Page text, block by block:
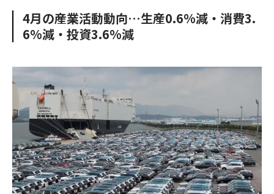
o
o
e
r
u
n
4月の産業活動動向…生産0.6%減・消費3.
6%減・投資3.6%減